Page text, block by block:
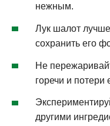
нежным.
Лук шалот лучше
сохранить его
Не
горечи и потери
другими